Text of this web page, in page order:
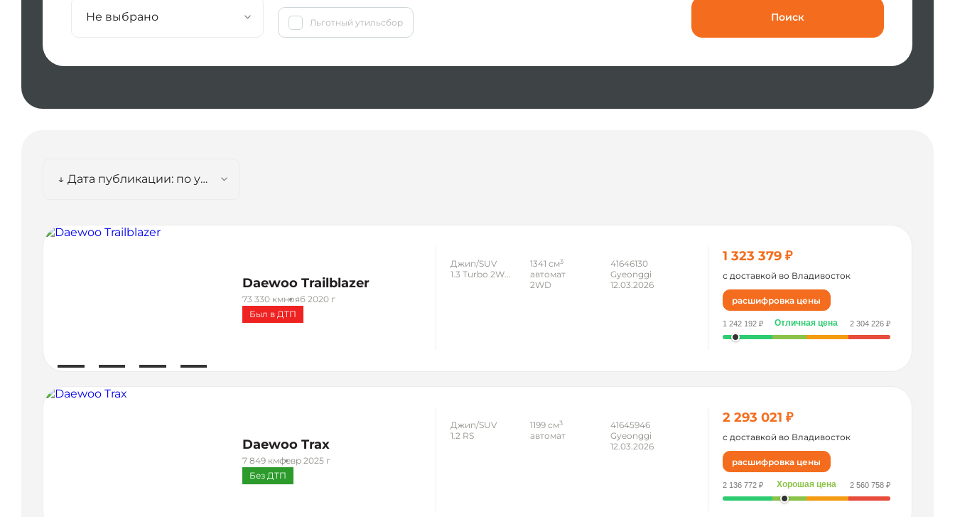
Не выбрано Льготный утильсбор Поиск
↓ Дата публикации: по убыванию
Daewoo Trailblazer
73 330 кмнояб 2020 г
Был в ДТП
Джип/SUV
1.3 Turbo 2W...
1341 см3
автомат
2WD
41646130
Gyeonggi
12.03.2026
1 323 379 ₽
с доставкой во Владивосток
расшифровка цены
1 242 192 ₽ Отличная цена 2 304 226 ₽
Daewoo Trax
7 849 кмфевр 2025 г
Без ДТП
Джип/SUV
1.2 RS
1199 см3
автомат
41645946
Gyeonggi
12.03.2026
2 293 021 ₽
с доставкой во Владивосток
расшифровка цены
2 136 772 ₽ Хорошая цена 2 560 758 ₽